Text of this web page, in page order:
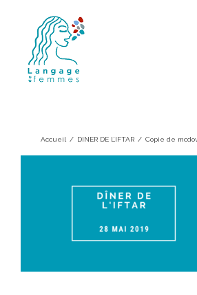
content
Accueil / DINER DE L’IFTAR / Copie de